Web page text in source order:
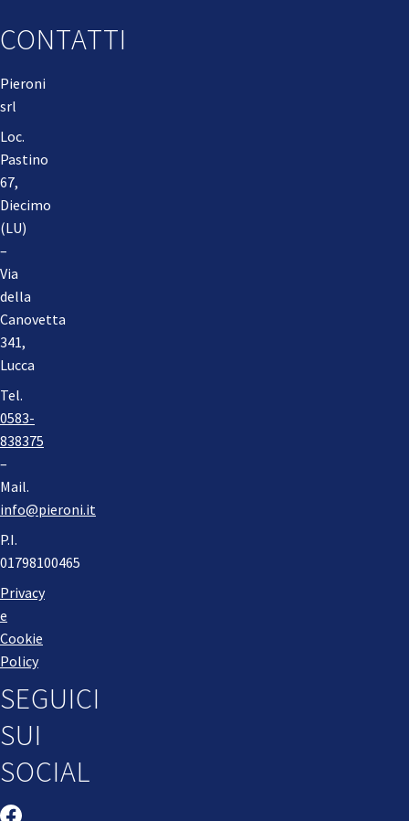
CONTATTI
Pieroni
srl
Loc.
Pastino
67,
Diecimo
(LU)
–
Via
della
Canovetta
341,
Lucca
Tel.
0583-
838375
–
Mail.
info@pieroni.it
P.I.
01798100465
Privacy
e
Cookie
Policy
SEGUICI
SUI
SOCIAL